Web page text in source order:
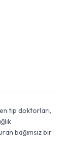
tıp doktorları,
bağımsız bir